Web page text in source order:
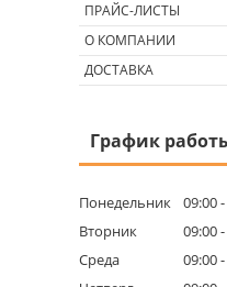
ПРАЙС-ЛИСТЫ
О КОМПАНИИ
ДОСТАВКА
График
Понедельник 09:00
Вторник
09:00
Среда
09:00